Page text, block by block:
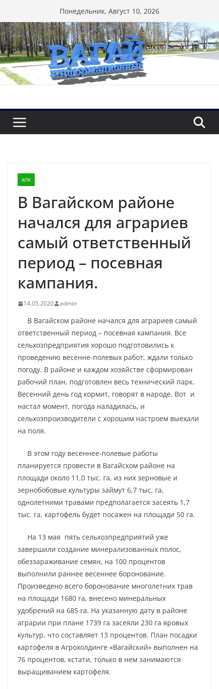
к
содержимому
Понедельник, Август 10, 2026
АПК
В Вагайском районе
начался для аграриев
самый ответственный
период – посевная
кампания.
14.05.2020 admin
В Вагайском районе начался для аграриев самый
ответственный период – посевная кампания. Все
сельхозпредприятия хорошо подготовились к
проведению весенне-полевых работ, ждали только
погоду. В районе и каждом хозяйстве сформирован
рабочий план, подготовлен весь технический парк.
Весенний день год кормит, говорят в народе. Вот и
настал момент, погода наладилась, и
сельхозпроизводители с хорошим настроем выехали
на поля.
В этом году весеннее-полевые работы
планируется провести в Вагайском районе на
площади около 11,0 тыс. га, из них зерновые и
зернобобовые культуры займут 6,7 тыс. га,
однолетними травами предполагается засеять 1,7
тыс. га, картофель будет посажен на площади 50 га.
На 13 мая пять сельхозпредприятий уже
завершили создание минерализованных полос,
обеззараживание семян, на 100 процентов
выполнили раннее весеннее боронование.
Произведено всего боронование многолетних трав
на площади 1680 га, внесено минеральных
удобрений на 685 га. На указанную дату в районе
аграрии при плане 1739 га засеяли 230 га яровых
культур, что составляет 13 процентов. План посадки
картофеля в Агрохолдинге «Вагайский» выполнен на
76 процентов, кстати, только в нем занимаются
выращиванием картофеля.